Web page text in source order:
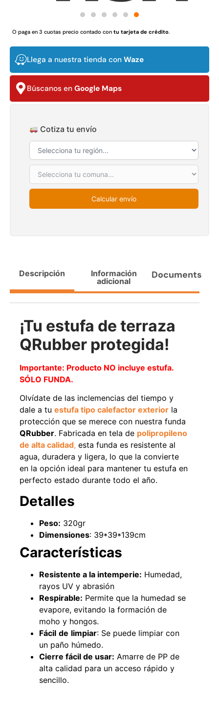
O paga en 3 cuotas precio contado con tu tarjeta de crédito.
Llega a nuestra tienda con Waze
Búscanos en Google Maps
Cotiza tu envío
Calcular envío
Descripción
Información
adicional
Documents
¡Tu estufa de terraza
QRubber protegida!
Importante: Producto NO incluye estufa.
SÓLO FUNDA.
Olvídate de las inclemencias del tiempo y
dale a tu estufa tipo calefactor exterior la
protección que se merece con nuestra funda
QRubber. Fabricada en tela de polipropileno
de alta calidad, esta funda es resistente al
agua, duradera y ligera, lo que la convierte
en la opción ideal para mantener tu estufa en
perfecto estado durante todo el año.
Detalles
Peso: 320gr
Dimensiones: 39*39*139cm
Características
Resistente a la intemperie: Humedad,
rayos UV y abrasión
Respirable: Permite que la humedad se
evapore, evitando la formación de
moho y hongos.
Fácil de limpiar: Se puede limpiar con
un paño húmedo.
Cierre fácil de usar: Amarre de PP de
alta calidad para un acceso rápido y
sencillo.
QplayGround
$5.987.128
$3.790.990
Importado USA: Crown
densidad 35mm Rollo
4,57*30,48mts
$2.892.120
30%
$1.990.000
Agregar al carrito
Pasto sintético ornamental
Importado USA: Paradise
densidad 42mm Rollo
4,57*15,24mts
$1.427.544
Apilador manual ancho
ajustable Capacidad 1tn Lev.
2,5mts
1.875.535
$
1.167.990
49%
Pasto sintético ornamental
Importado USA: Summer
densidad 35mm Rollo
4,57*30,48mts
$ 2.002.243
$ 1.021.490
Empaquetadura 1/4" 6.4mm
$1.192.666 $930.490